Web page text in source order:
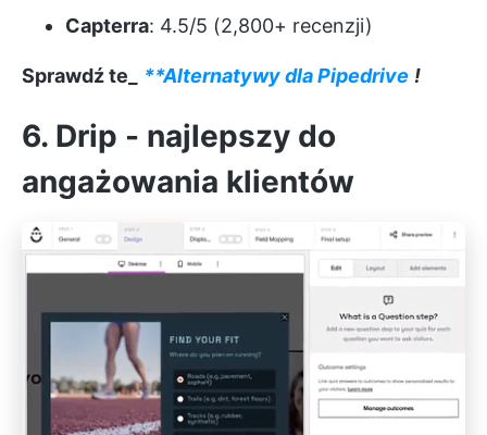
Capterra: 4.5/5 (2,800+ recenzji)
Sprawdź te_ **Alternatywy dla Pipedrive !
6. Drip - najlepszy do
angażowania klientów